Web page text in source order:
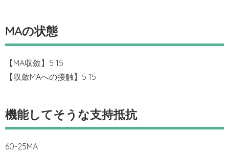
MAの状態
【MA収斂】5 15
【収斂MAへの接触】5 15
機能してそうな支持抵抗
60-25MA